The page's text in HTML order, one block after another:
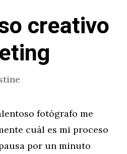
creativo
fotógrafo me
cuál es mi proceso
por un minuto